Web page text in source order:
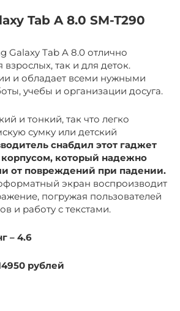
Tab A 8.0 SM-T290
Galaxy Tab A 8.0 отлично
так и для деток.
и обладает всеми нужными
учебы и организации досуга.
и тонкий, так что легко
сумку или детский
снабдил этот гаджет
который надежно
от повреждений при падении.
экран воспроизводит
погружая пользователей
и работу с текстами.
– 4.6
рублей